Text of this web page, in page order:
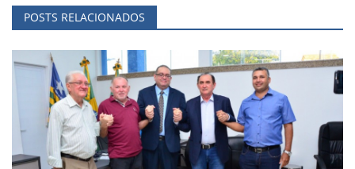
POSTS RELACIONADOS